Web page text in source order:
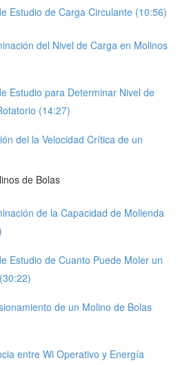
Estudio de Carga Circulante (10:56)
del Nivel de Carga en Molinos
Estudio para Determinar Nivel de
(14:27)
del la Velocidad Crítica de un
de Bolas
de la Capacidad de Molienda
Estudio de Cuanto Puede Moler un
de un Molino de Bolas
entre Wi Operativo y Energía